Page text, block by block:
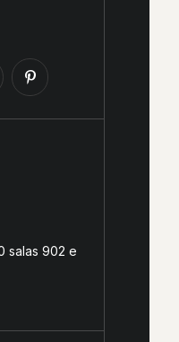
salas 902 e